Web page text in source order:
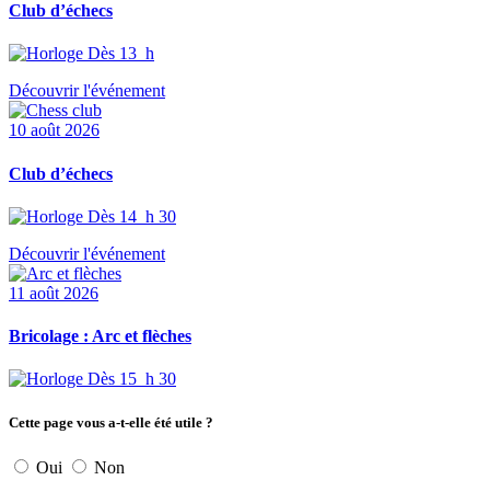
Club d’échecs
Dès 13 h
Découvrir l'événement
10 août 2026
Club d’échecs
Dès 14 h 30
Découvrir l'événement
11 août 2026
Bricolage : Arc et flèches
Dès 15 h 30
Cette page vous a-t-elle été utile ?
Oui Non